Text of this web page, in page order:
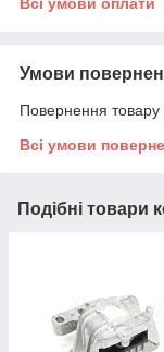
Всі умови оплати
Умови
Повернення товару
Всі умови
Подібні товари